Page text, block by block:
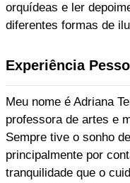
orquídeas e ler
diferentes formas de
Experiência
Meu nome é Adriana
professora de artes e
Sempre tive o sonho
principalmente por
tranquilidade que o